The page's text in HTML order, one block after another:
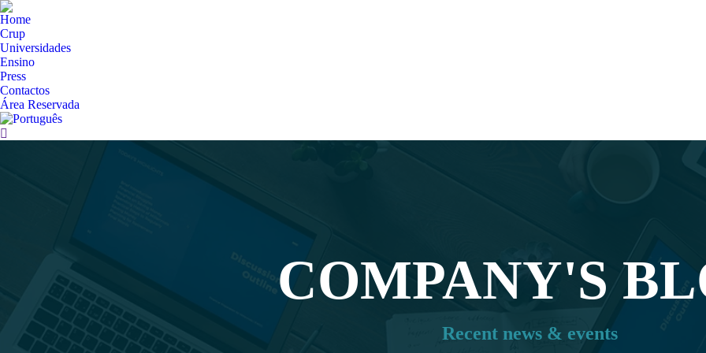
Home
Crup
Universidades
Ensino
Press
Contactos
Área Reservada
Search:
COMPANY'S
Recent news & events